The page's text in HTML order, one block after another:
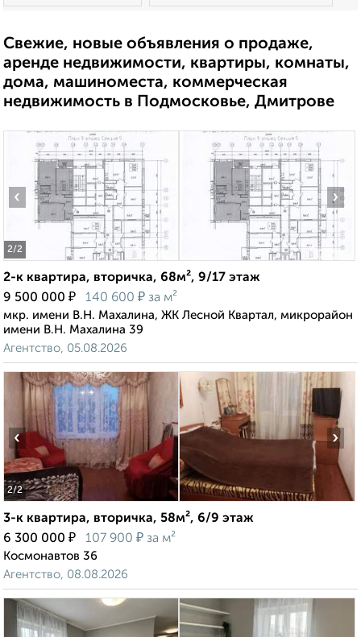
Свежие, новые объявления о продаже,
аренде недвижимости, квартиры, комнаты,
дома, машиноместа, коммерческая
недвижимость в Подмосковье, Дмитрове
2/2
‹ ›
2-к квартира, вторичка, 68м², 9/17 этаж
9 500 000 ₽ 140 600 ₽ за м²
мкр. имени В.Н. Махалина, ЖК Лесной Квартал, микрорайон
имени В.Н. Махалина 39
Агентство, 05.08.2026
2/2
‹ ›
3-к квартира, вторичка, 58м², 6/9 этаж
6 300 000 ₽ 107 900 ₽ за м²
Космонавтов 36
Агентство, 08.08.2026